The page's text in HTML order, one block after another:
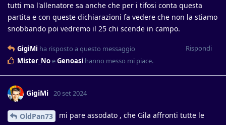
tutti ma l'allenatore sa anche che per i tifosi conta questa
partita e con queste dichiarazioni fa vedere che non la stiamo
snobbando poi vedremo il 25 chi scende in campo.
Rispondi
GigiMi ha risposto a questo messaggio
Mister_NoeGenoasi hanno messo mi piace.
GigiMi 20 set 2024
OldPan73
mi pare assodato , che Gila affronti tutte le